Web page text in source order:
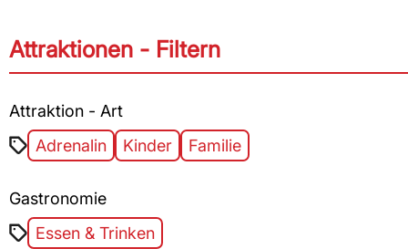
Attraktionen - Filtern
Attraktion - Art
Adrenalin
Kinder Familie
Gastronomie
Essen & Trinken